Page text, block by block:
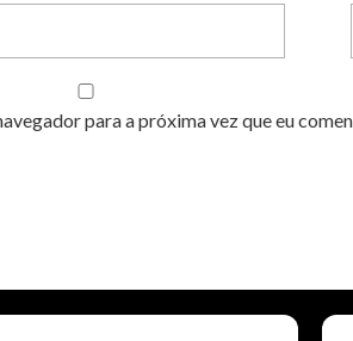
para a próxima vez que eu